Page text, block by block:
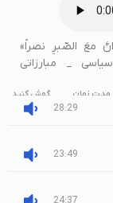
معَ الصّبرِ نصراً»
_ مبارزاتی
مدت زمان
گوش کنید
28:29
23:49